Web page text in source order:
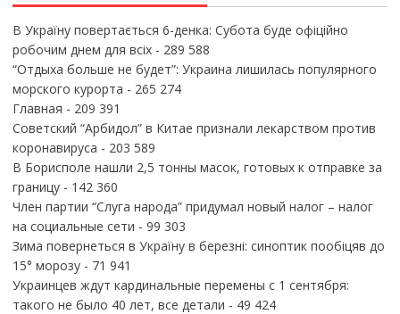
В Україну повертається 6-денка: Субота буде офіційно
робочим днем для всіх- 289 588
“Отдыха больше не будет”: Украина лишилась популярного
морского курорта - 265 274
Главная - 209 391
Советский “Арбидол” в Китае признали лекарством против
коронавируса - 203 589
В Борисполе нашли 2,5 тонны масок, готовых к отправке за
границу- 142 360
Член партии “Слуга народа” придумал новый налог – налог
на социальные сети - 99 303
Зима повернеться в Україну в березні: синоптик пообіцяв до
15° морозу- 71 941
Украинцев ждут кардинальные перемены с 1 сентября:
такого не было 40 лет, все детали - 49 424